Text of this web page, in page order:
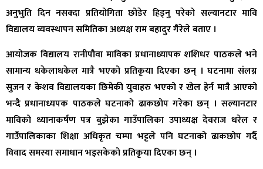
अनुभुति दिन नसक्दा प्रतियोगिता छोडेर हिड्नु परेको सल्यानटार मावि
विद्यालय व्यवस्थापन समितिका अध्यक्ष राम बहादुर गैरेले बताए ।
आयोजक विद्यालय रानीपौवा माविका प्रधानाध्यापक शशिधर पाठकले भने
सामान्य धकेलाधकेल मात्रै भएको प्रतिकृया दिएका छन् । घटनामा संलग्न
सुजन र केशव विद्यालयका छिमेकी युवाहरु भएको र खेल हेर्न मात्रै आएको
भन्दै प्रधानाध्यपक पाठकले घटनाको ढाकछोप गरेका छन् । सल्यानटार
माविको ध्यानाकर्षण पत्र बुझेका गाउँपालिका उपाध्यक्ष देवराज धरेल र
गाउँपालिकाका शिक्षा अधिकृत चम्पा भट्टले पनि घटनाको ढाकछोप गर्दै
विवाद समस्या समाधान भइसकेको प्रतिकृया दिएका छन् ।